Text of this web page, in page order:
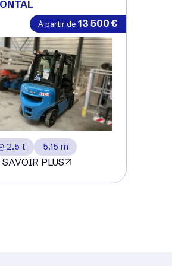
À partir de13 500 €
2.5 t 5.15 m
PLUS